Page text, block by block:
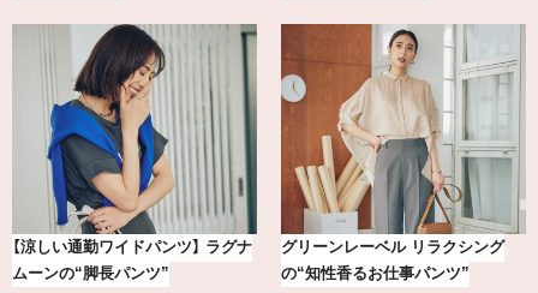
【涼しい通勤ワイドパンツ】 ラグナ
ムーンの“脚長パンツ”
グリーンレーベル リラクシング
の“知性香るお仕事パンツ”